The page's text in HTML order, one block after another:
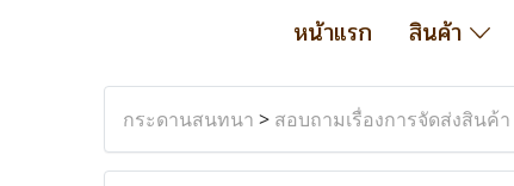
หน้าแรก สินค้า
กระดานสนทนา > สอบถามเรื่องการจัดส่งสินค้า